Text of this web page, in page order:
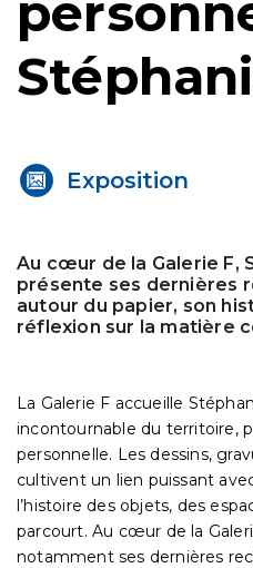
Exposition
Au cœur de la Galerie F,
présente ses dernières
autour du papier, son
réflexion sur la matière
La Galerie F accueille
incontournable du territoire,
personnelle. Les dessins,
cultivent un lien puissant
l’histoire des objets, des
parcourt. Au cœur de la
notamment ses dernières